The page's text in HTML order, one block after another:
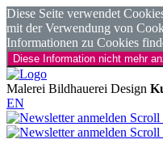
Diese Seite verwendet
mit der Verwendung von
Informationen zu Cookies
Diese Information nicht mehr
Malerei Bildhauerei Design
EN